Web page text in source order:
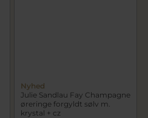
Nyhed
Julie Sandlau Fay Champagne
øreringe forgyldt sølv m.
krystal + cz